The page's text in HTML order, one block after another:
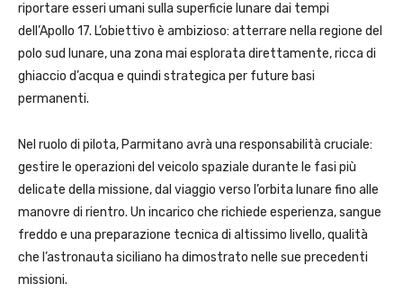
riportare esseri umani sulla superficie lunare dai tempi
dell’Apollo 17. L’obiettivo è ambizioso: atterrare nella regione del
polo sud lunare, una zona mai esplorata direttamente, ricca di
ghiaccio d’acqua e quindi strategica per future basi
permanenti.
Nel ruolo di pilota, Parmitano avrà una responsabilità cruciale:
gestire le operazioni del veicolo spaziale durante le fasi più
delicate della missione, dal viaggio verso l’orbita lunare fino alle
manovre di rientro. Un incarico che richiede esperienza, sangue
freddo e una preparazione tecnica di altissimo livello, qualità
che l’astronauta siciliano ha dimostrato nelle sue precedenti
missioni.